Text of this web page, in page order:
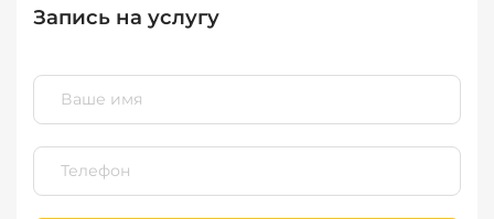
Запись на услугу